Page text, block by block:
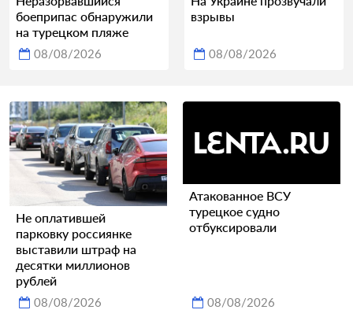
боеприпас обнаружили
на турецком пляже
08/08/2026
взрывы
08/08/2026
Не оплатившей
парковку россиянке
выставили штраф на
десятки миллионов
рублей
08/08/2026
Атакованное ВСУ
турецкое судно
отбуксировали
08/08/2026